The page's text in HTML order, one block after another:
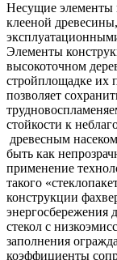
Несущие элементы
клееной
Элементы
высокоточном
стройплощадке их
позволяет
стойкости к
древесным
быть как
применение
такого
конструкции
энергосбережения
стекол с
заполнения
коэффициенты